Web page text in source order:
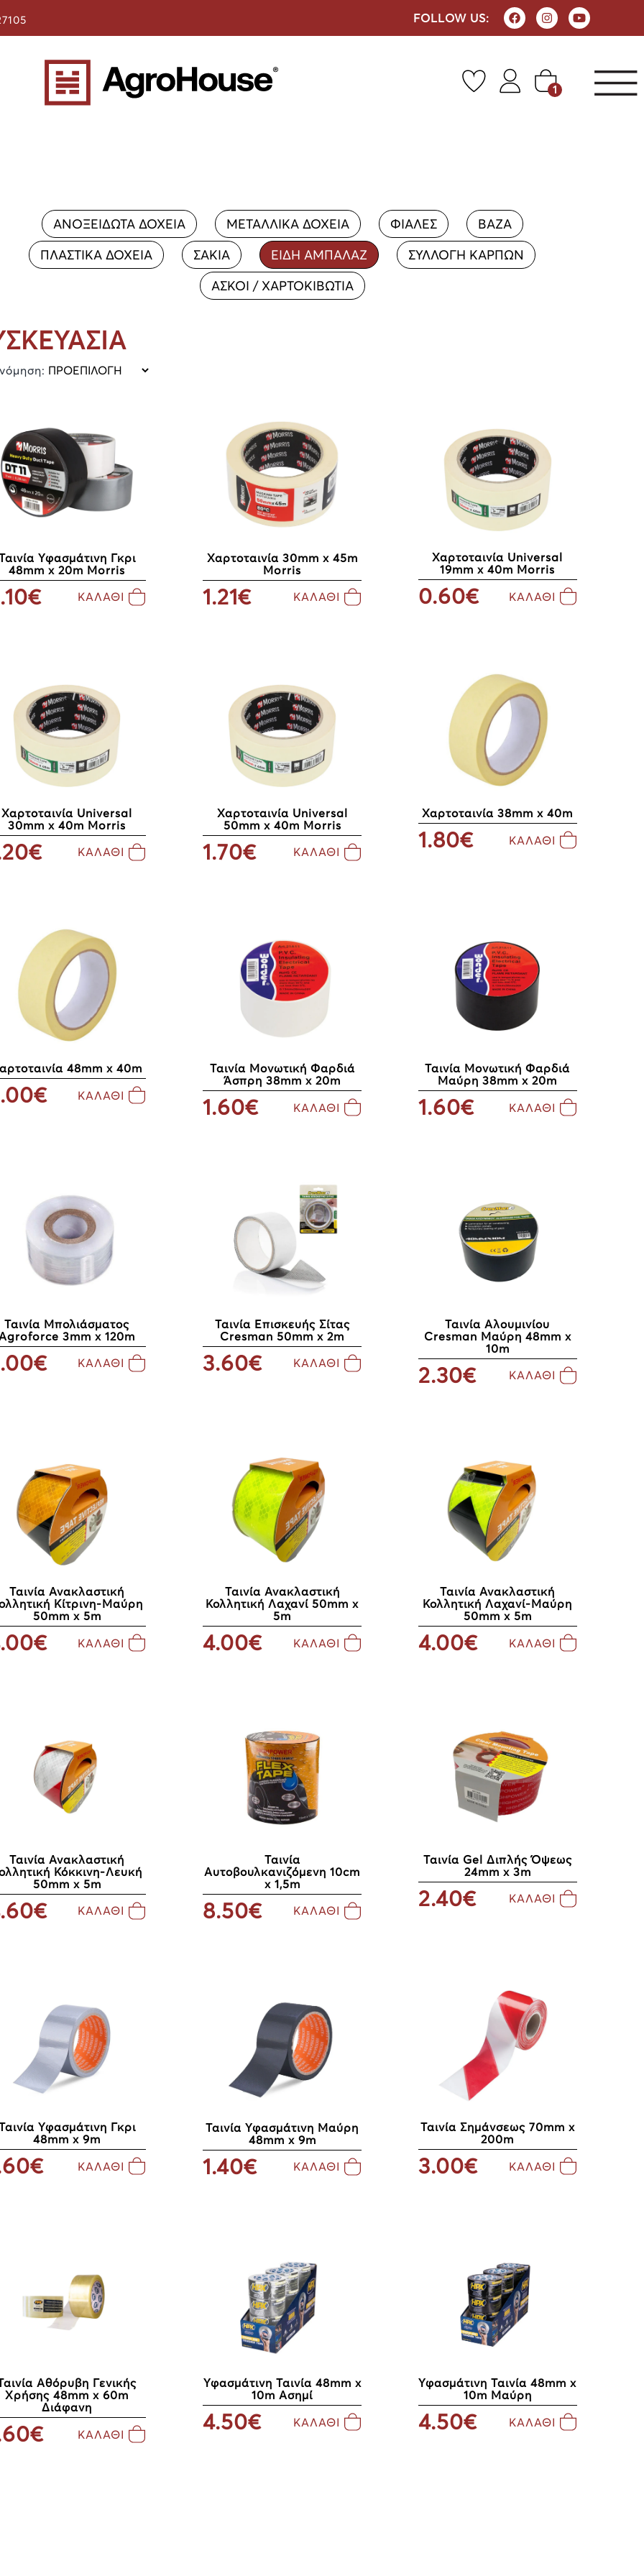
FOLLOW US:
1
ΑΝΟΞΕΙΔΩΤΑ ΔΟΧΕΙΑ ΜΕΤΑΛΛΙΚΑ ΔΟΧΕΙΑ ΦΙΑΛΕΣ
ΒΑΖΑ
ΠΛΑΣΤΙΚΑ ΔΟΧΕΙΑ
ΣΑΚΙΑ ΕΙΔΗ ΑΜΠΑΛΑΖ
ΣΥΛΛΟΓΗ ΚΑΡΠΩΝ
ΑΣΚΟΙ / ΧΑΡΤΟΚΙΒΩΤΙΑ
Υφασμάτινη Γκρι
48mm x 20m Morris
ΚΑΛΑΘΙ
Χαρτοταινία 30mm x 45m
Morris
1.21€ ΚΑΛΑΘΙ
Χαρτοταινία Universal
19mm x 40m Morris
0.60€ ΚΑΛΑΘΙ
Χαρτοταινία Universal
30mm x 40m Morris
ΚΑΛΑΘΙ
Χαρτοταινία Universal
50mm x 40m Morris
1.70€ ΚΑΛΑΘΙ
Χαρτοταινία 38mm x 40m
1.80€ ΚΑΛΑΘΙ
48mm x 40m
ΚΑΛΑΘΙ
Ταινία Μονωτική Φαρδιά
Άσπρη 38mm x 20m
1.60€ ΚΑΛΑΘΙ
Ταινία Μονωτική Φαρδιά
Μαύρη 38mm x 20m
1.60€ ΚΑΛΑΘΙ
Ταινία Μπολιάσματος
3mm x 120m
ΚΑΛΑΘΙ
Ταινία Επισκευής Σίτας
Cresman 50mm x 2m
3.60€ ΚΑΛΑΘΙ
Ταινία Αλουμινίου
Cresman Μαύρη 48mm x
10m
2.30€ ΚΑΛΑΘΙ
Ταινία Ανακλαστική
Κίτρινη-Μαύρη
50mm x 5m
ΚΑΛΑΘΙ
Ταινία Ανακλαστική
Κολλητική Λαχανί 50mm x
5m
4.00€ ΚΑΛΑΘΙ
Ταινία Ανακλαστική
Κολλητική Λαχανί-Μαύρη
50mm x 5m
4.00€ ΚΑΛΑΘΙ
Ταινία Ανακλαστική
Κόκκινη-Λευκή
50mm x 5m
ΚΑΛΑΘΙ
Ταινία
Αυτοβουλκανιζόμενη 10cm
x 1,5m
8.50€ ΚΑΛΑΘΙ
Ταινία Gel Διπλής Όψεως
24mm x 3m
2.40€ ΚΑΛΑΘΙ
Υφασμάτινη Γκρι
48mm x 9m
ΚΑΛΑΘΙ
Ταινία Υφασμάτινη Μαύρη
48mm x 9m
1.40€ ΚΑΛΑΘΙ
Ταινία Σημάνσεως 70mm x
200m
3.00€ ΚΑΛΑΘΙ
Αθόρυβη Γενικής
Χρήσης 48mm x 60m
Διάφανη
ΚΑΛΑΘΙ
Υφασμάτινη Ταινία 48mm x
10m Ασημί
4.50€ ΚΑΛΑΘΙ
Υφασμάτινη Ταινία 48mm x
10m Μαύρη
4.50€ ΚΑΛΑΘΙ